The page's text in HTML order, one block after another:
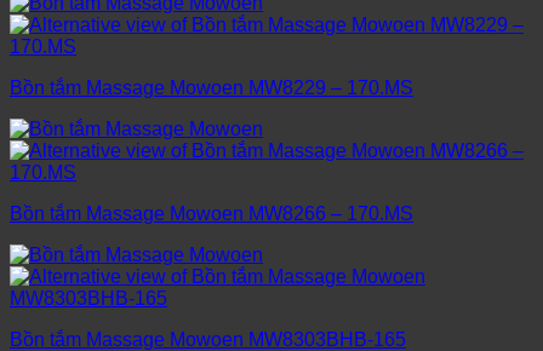
Bồn tắm Massage Mowoen MW8229 – 170.MS
Bồn tắm Massage Mowoen MW8266 – 170.MS
Bồn tắm Massage Mowoen MW8303BHB-165